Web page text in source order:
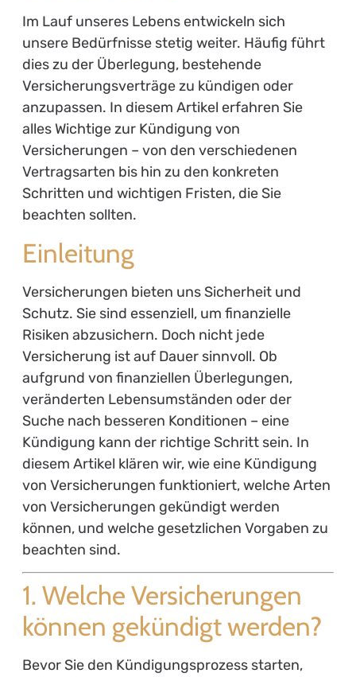
Im Lauf unseres Lebens entwickeln sich
unsere Bedürfnisse stetig weiter. Häufig führt
dies zu der Überlegung, bestehende
Versicherungsverträge zu kündigen oder
anzupassen. In diesem Artikel erfahren Sie
alles Wichtige zur Kündigung von
Versicherungen – von den verschiedenen
Vertragsarten bis hin zu den konkreten
Schritten und wichtigen Fristen, die Sie
beachten sollten.
Einleitung
Versicherungen bieten uns Sicherheit und
Schutz. Sie sind essenziell, um finanzielle
Risiken abzusichern. Doch nicht jede
Versicherung ist auf Dauer sinnvoll. Ob
aufgrund von finanziellen Überlegungen,
veränderten Lebensumständen oder der
Suche nach besseren Konditionen – eine
Kündigung kann der richtige Schritt sein. In
diesem Artikel klären wir, wie eine Kündigung
von Versicherungen funktioniert, welche Arten
von Versicherungen gekündigt werden
können, und welche gesetzlichen Vorgaben zu
beachten sind.
1. Welche Versicherungen
können gekündigt werden?
Bevor Sie den Kündigungsprozess starten,